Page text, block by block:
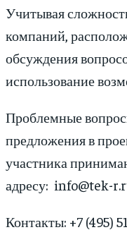
Учитывая
компаний,
обсуждения
использование
Проблемные
предложения в
участника
адресу: info@tek-
Контакты: +7 (495)